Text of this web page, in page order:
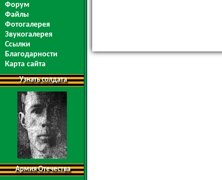
Форум
Файлы
Фотогалерея
Звукогалерея
Ссылки
Благодарности
Карта сайта
Узнать солдата
Армия Отечества